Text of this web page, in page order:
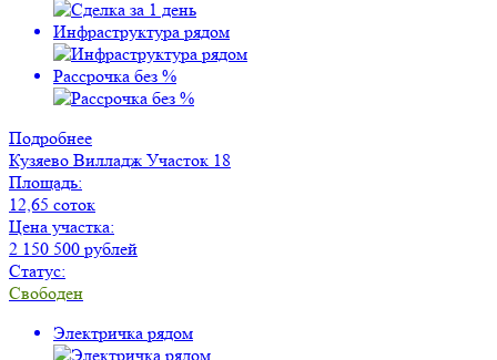
Инфраструктура рядом
Рассрочка без %
Подробнее
Кузяево Вилладж Участок 18
Площадь:
12,65 соток
Цена участка:
2 150 500 рублей
Статус:
Свободен
Электричка рядом